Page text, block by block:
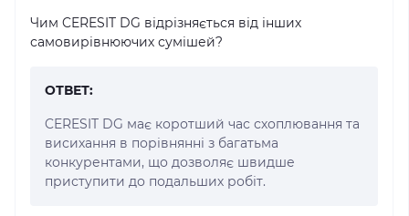
Чим CERESIT DG відрізняється від інших
самовирівнюючих сумішей?
ОТВЕТ:
CERESIT DG має коротший час схоплювання та
висихання в порівнянні з багатьма
конкурентами, що дозволяє швидше
приступити до подальших робіт.